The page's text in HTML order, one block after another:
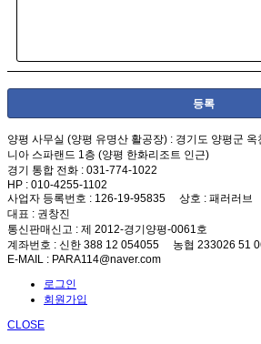
양평 사무실 (양평 유명산 활공장) : 경기도 양평군
니아 스파랜드 1층 (양평 한화리조트 인근)
경기 통합 전화 : 031-774-1022
HP : 010-4255-1102
사업자 등록번호 : 126-19-95835 상호 : 패러러브
대표 : 권창진
통신판매신고 : 제 2012-경기양평-0061호
계좌번호 : 신한 388 12 054055 농협 233026 51
E-MAIL : PARA114@naver.com
로그인
회원가입
CLOSE